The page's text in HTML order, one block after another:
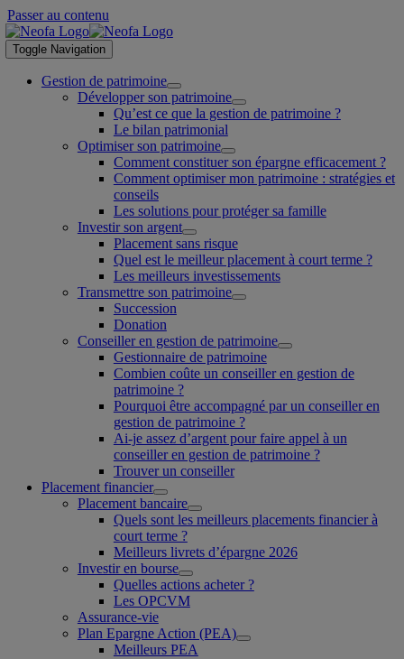
Passer au contenu
Toggle Navigation
Gestion de patrimoine
Développer son patrimoine
Qu’est ce que la gestion de patrimoine ?
Le bilan patrimonial
Optimiser son patrimoine
Comment constituer son épargne efficacement ?
Comment optimiser mon patrimoine : stratégies et
conseils
Les solutions pour protéger sa famille
Investir son argent
Placement sans risque
Quel est le meilleur placement à court terme ?
Les meilleurs investissements
Transmettre son patrimoine
Succession
Donation
Conseiller en gestion de patrimoine
Gestionnaire de patrimoine
Combien coûte un conseiller en gestion de
patrimoine ?
Pourquoi être accompagné par un conseiller en
gestion de patrimoine ?
Ai-je assez d’argent pour faire appel à un
conseiller en gestion de patrimoine ?
Trouver un conseiller
Placement financier
Placement bancaire
Quels sont les meilleurs placements financier à
court terme ?
Meilleurs livrets d’épargne 2026
Investir en bourse
Quelles actions acheter ?
Les OPCVM
Assurance-vie
Plan Epargne Action (PEA)
Meilleurs PEA